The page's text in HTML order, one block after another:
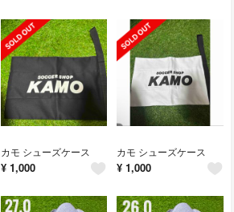
カモ シューズケース
¥ 1,000
カモ シューズケース
¥ 1,000